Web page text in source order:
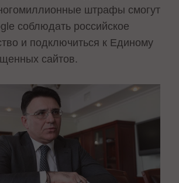
штрафы смогут
соблюдать российское
и подключиться к Единому
сайтов.